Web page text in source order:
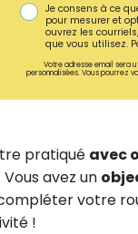
Je consens à ce
pour mesurer et
ouvrez les
que vous utilisez.
Votre adresse email sera
personnalisées. Vous pourrez
pratiqué avec
avez un
votre
!